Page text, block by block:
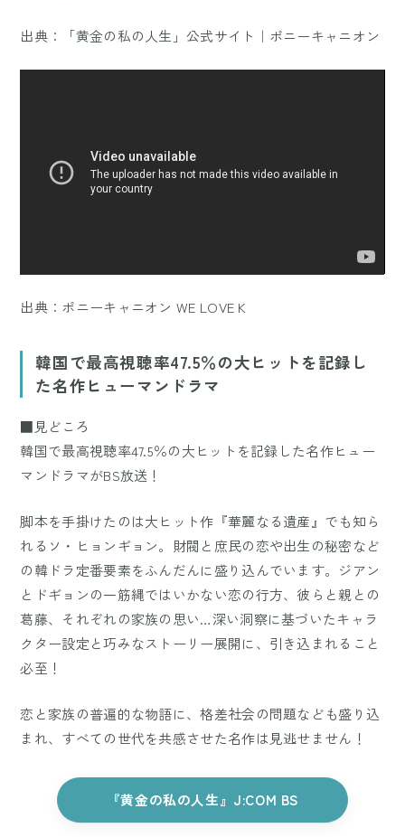
出典： 「黄金の私の人生」公式サイト｜ポニーキャニオン
出典： ポニーキャニオン WE LOVE K
韓国で最高視聴率47.5％の大ヒットを記録し
た名作ヒューマンドラマ
■見どころ
韓国で最高視聴率47.5％の大ヒットを記録した名作ヒュー
マンドラマがBS放送！
脚本を手掛けたのは大ヒット作『華麗なる遺産』でも知ら
れるソ・ヒョンギョン。財閥と庶民の恋や出生の秘密など
の韓ドラ定番要素をふんだんに盛り込んでいます。ジアン
とドギョンの一筋縄ではいかない恋の行方、彼らと親との
葛藤、それぞれの家族の思い…深い洞察に基づいたキャラ
クター設定と巧みなストーリー展開に、引き込まれること
必至！
恋と家族の普遍的な物語に、格差社会の問題なども盛り込
まれ、すべての世代を共感させた名作は見逃せません！
『黄金の私の人生』J:COM BS